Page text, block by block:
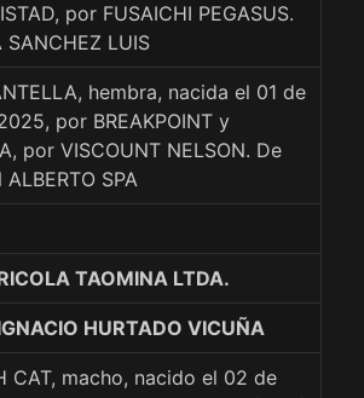
por FUSAICHI PEGASUS.
SANCHEZ LUIS
hembra, nacida el 01 de
por BREAKPOINT y
por VISCOUNT NELSON. De
SPA
TAOMINA LTDA.
HURTADO VICUÑA
CAT, macho, nacido el 02 de